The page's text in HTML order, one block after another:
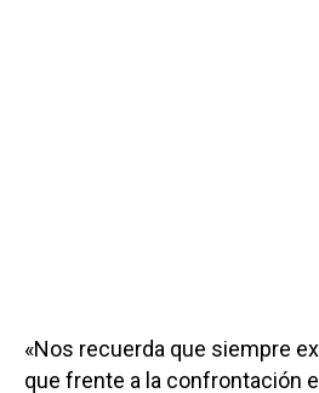
«Nos recuerda que siempre
que frente a la confrontación